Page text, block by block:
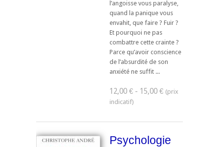
l’angoisse vous paralyse,
quand la panique vous
envahit, que faire ? Fuir ?
Et pourquoi ne pas
combattre cette crainte ?
Parce qu’avoir conscience
de l’absurdité de son
anxiété ne suffit ...
12,00 € - 15,00 €
Psychologie